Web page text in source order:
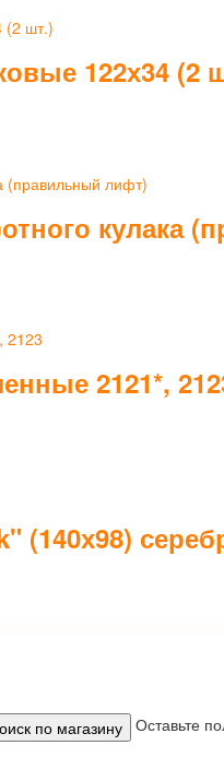
122х34 (2
кулака
2121*,
(140х98)
Оставьте